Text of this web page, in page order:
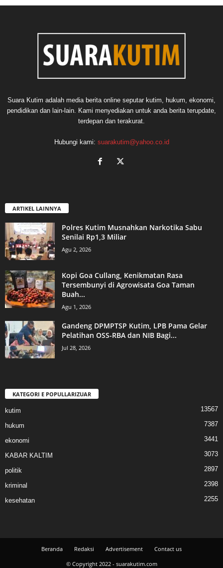
Suara Kutim adalah media berita online seputar kutim, hukum, ekonomi,
pendidikan dan lain-lain. Kami menyediakan untuk anda berita terupdate,
terdepan dan terakurat.
Hubungi kami: suarakutim@yahoo.co.id
ARTIKEL LAINNYA
Polres Kutim Musnahkan Narkotika Sabu
Senilai Rp1,3 Miliar
Agu 2, 2026
Kopi Goa Cullang, Kenikmatan Rasa
Tersembunyi di Agrowisata Goa Taman
Buah...
Agu 1, 2026
Gandeng DPMPTSP Kutim, LPB Pama Gelar
Pelatihan OSS-RBA dan NIB Bagi...
Jul 28, 2026
KATEGORI E POPULLARIZUAR
kutim 13567
hukum 7387
ekonomi 3441
KABAR KALTIM 3073
politik 2897
kriminal 2398
kesehatan 2255
Beranda Redaksi Advertisement
Contact us
© Copyright 2022 - suarakutim.com